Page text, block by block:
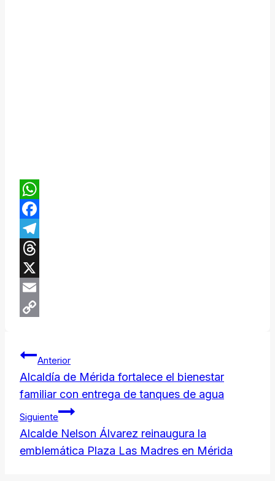
WhatsApp
Facebook
Telegram
Threads
X
Email
Navegación
de
entradas
Anterior
​Alcaldía de Mérida fortalece el bienestar
familiar con entrega de tanques de agua
Siguiente
Alcalde Nelson Álvarez reinaugura la
emblemática Plaza Las Madres en Mérida